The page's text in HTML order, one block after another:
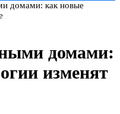
домами: как новые
домами:
изменят